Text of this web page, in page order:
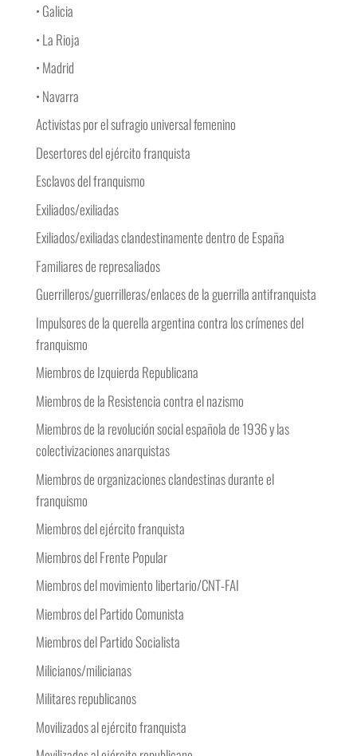
• Galicia
• La Rioja
• Madrid
• Navarra
Activistas por el sufragio universal femenino
Desertores del ejército franquista
Esclavos del franquismo
Exiliados/exiliadas
Exiliados/exiliadas clandestinamente dentro de España
Familiares de represaliados
Guerrilleros/guerrilleras/enlaces de la guerrilla antifranquista
Impulsores de la querella argentina contra los crímenes del
franquismo
Miembros de Izquierda Republicana
Miembros de la Resistencia contra el nazismo
Miembros de la revolución social española de 1936 y las
colectivizaciones anarquistas
Miembros de organizaciones clandestinas durante el
franquismo
Miembros del ejército franquista
Miembros del Frente Popular
Miembros del movimiento libertario/CNT-FAI
Miembros del Partido Comunista
Miembros del Partido Socialista
Milicianos/milicianas
Militares republicanos
Movilizados al ejército franquista